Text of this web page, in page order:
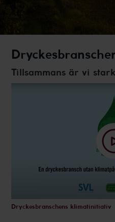
Tillsammans är vi
Dryckesbranschens klimatinitiativ